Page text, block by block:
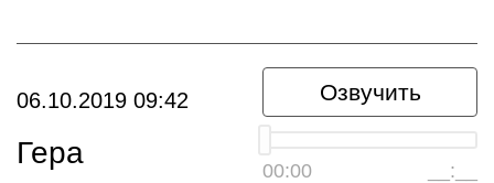
Озвучить
00:00 __:__
06.10.2019 09:42
Гера